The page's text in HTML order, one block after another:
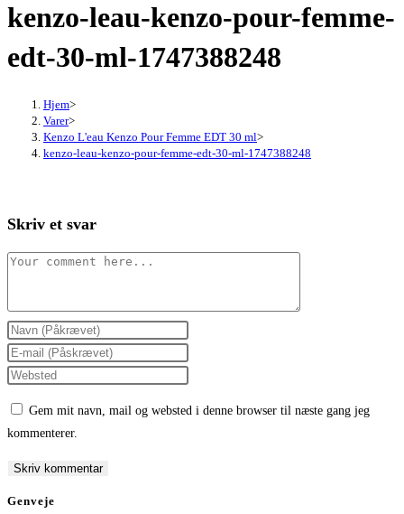
kenzo-leau-kenzo-pour-femme-
edt-30-ml-1747388248
Hjem>
Varer>
Kenzo L'eau Kenzo Pour Femme EDT 30 ml>
kenzo-leau-kenzo-pour-femme-edt-30-ml-1747388248
Skriv et svar
Comment
Enter
your
name
comment
Enter
your
comment
Enter
(optional)
Gem mit navn, mail og websted i denne browser til næste gang jeg
kommenterer.
Genveje